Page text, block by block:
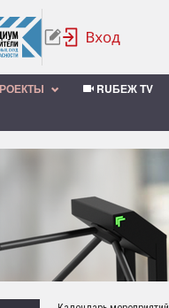
RUБЕЖ TV